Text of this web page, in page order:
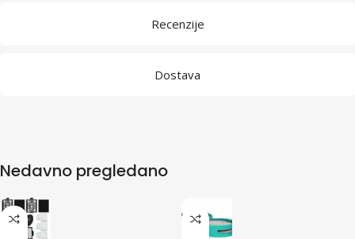
Recenzije
Dostava
Nedavno pregledano